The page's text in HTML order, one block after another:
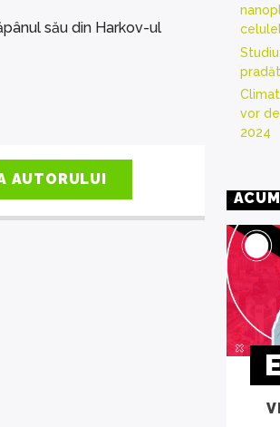
său din Harkov-ul
AUTORULUI
vor
2024